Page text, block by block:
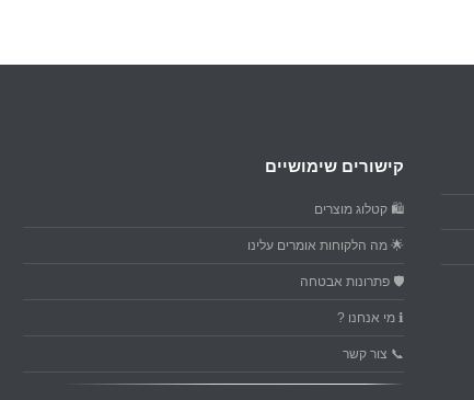
קישורים שימושיים
🛍️ קטלוג מוצרים
🌟 מה הלקוחות אומרים עלינו
🛡️ פתרונות אבטחה
ℹ️ מי אנחנו ?
📞 צור קשר